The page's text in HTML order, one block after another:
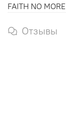
FAITH NO MORE
Отзывы